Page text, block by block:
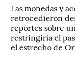
Las monedas y
retrocedieron
reportes sobre
restringiría el
el estrecho de